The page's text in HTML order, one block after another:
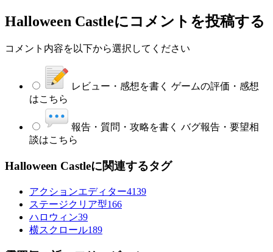
Halloween Castleにコメントを投稿する
コメント内容を以下から選択してください
レビュー・感想を書く ゲームの評価・感想
はこちら
報告・質問・攻略を書く バグ報告・要望相
談はこちら
Halloween Castleに関連するタグ
アクションエディター4139
ステージクリア型166
ハロウィン39
横スクロール189